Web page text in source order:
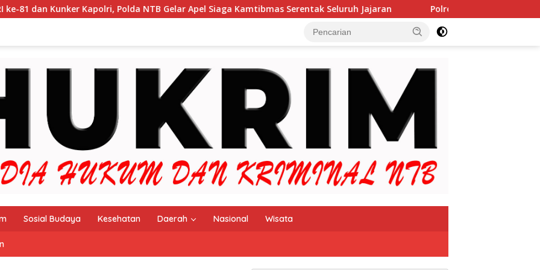
Polda NTB Gelar Apel Siaga Kamtibmas Serentak Seluruh Jajaran Polres Lombok Timur Gelar Apel Siaga
Sosial Budaya Kesehatan Daerah Nasional Wisata